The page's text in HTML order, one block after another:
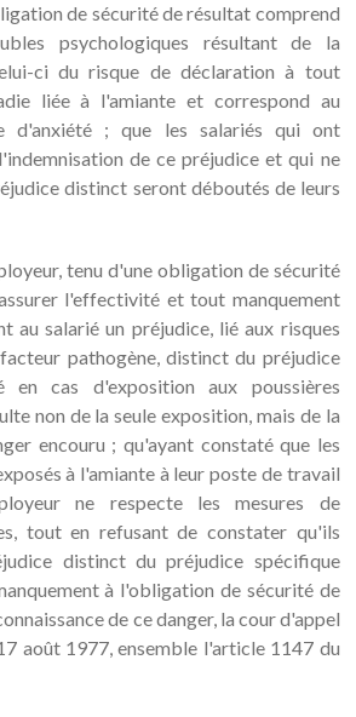
de sécurité de résultat comprend
psychologiques résultant de la
ci du risque de déclaration à tout
liée à l'amiante et correspond au
d'anxiété ; que les salariés qui ont
de ce préjudice et qui ne
distinct seront déboutés de leurs
tenu d'une obligation de sécurité
l'effectivité et tout manquement
au salarié un préjudice, lié aux risques
pathogène, distinct du préjudice
en cas d'exposition aux poussières
non de la seule exposition, mais de la
encouru ; qu'ayant constaté que les
à l'amiante à leur poste de travail
ne respecte les mesures de
tout en refusant de constater qu'ils
distinct du préjudice spécifique
à l'obligation de sécurité de
de ce danger, la cour d'appel
août 1977, ensemble l'article 1147 du